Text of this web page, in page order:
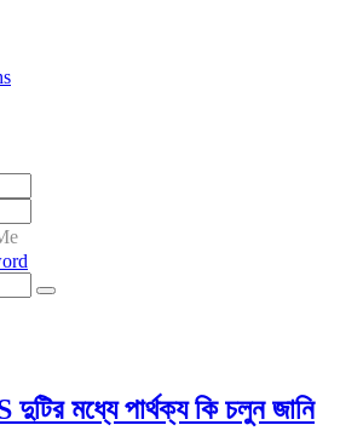
মধ্যে পার্থক্য কি চলুন জানি